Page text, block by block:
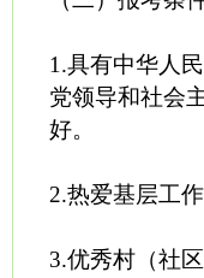
1.具有中华人
党领导和社会
好。
2.热爱基层工
3.优秀村（社